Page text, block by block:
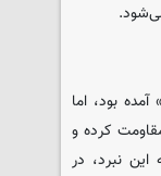
بود، اما
کرده و
نبرد، در